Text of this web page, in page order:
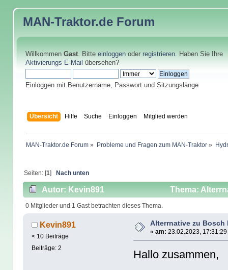
MAN-Traktor.de Forum
Willkommen Gast. Bitte einloggenoder registrieren. Haben Sie Ihre
Aktivierungs E-Mail übersehen?
Einloggen mit Benutzername, Passwort und Sitzungslänge
Übersicht Hilfe Suche Einloggen Mitglied werden
MAN-Traktor.de Forum » Probleme und Fragen zum MAN-Traktor »
Seiten: [1] Nach unten
Autor: Kevin891 Thema:
0 Mitglieder und 1 Gast betrachten dieses Thema.
Kevin891
< 10 Beiträge
Beiträge: 2
Alterrnative zu Bosch
« am: 23.02.2023, 17:31:29
Hallo zusammen,